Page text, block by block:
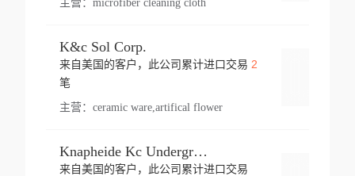
主营： microfiber cleaning cloth
K&c Sol Corp.
来自美国的客户，此公司累计进口交易 2
笔
主营： ceramic ware,artifical flower
Knapheide Kc Underground
来自美国的客户，此公司累计进口交易